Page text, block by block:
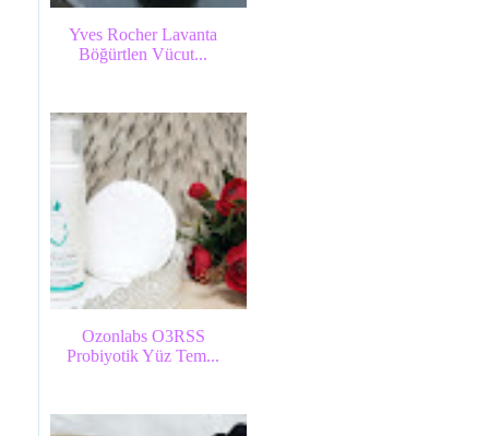
Yves Rocher Lavanta
Böğürtlen Vücut...
Ozonlabs O3RSS
Probiyotik Yüz Tem...